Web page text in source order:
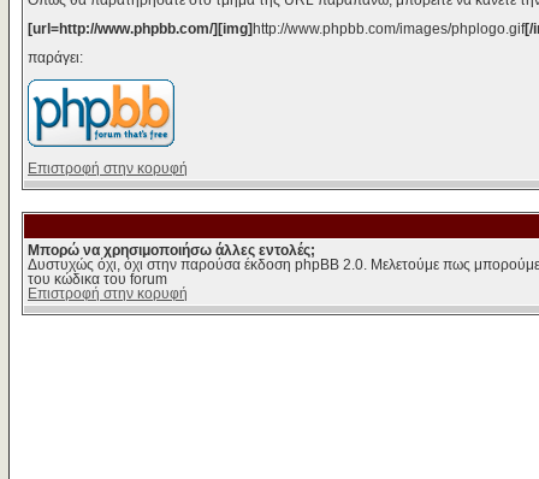
[url=http://www.phpbb.com/][img] http://www.phpbb.com/images/phplogo.gif[/
παράγει:
Επιστροφή στην κορυφή
Μπορώ να χρησιμοποιήσω άλλες εντολές;
Δυστυχώς όχι, όχι στην παρούσα έκδοση phpBB 2.0. Μελετούμε πως μπορούμε
του κώδικα του forum
Επιστροφή στην κορυφή